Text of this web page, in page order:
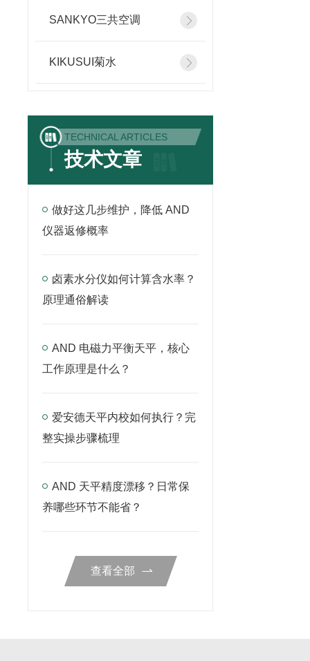
SANKYO三共空调
KIKUSUI菊水
TECHNICAL ARTICLES
技术文章
做好这几步维护，降低 AND
仪器返修概率
卤素水分仪如何计算含水率？
原理通俗解读
AND 电磁力平衡天平，核心
工作原理是什么？
爱安德天平内校如何执行？完
整实操步骤梳理
AND 天平精度漂移？日常保
养哪些环节不能省？
查看全部